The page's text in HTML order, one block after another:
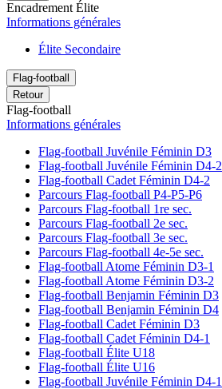
Encadrement Élite
Informations générales
Élite Secondaire
Flag-football
Retour
Flag-football
Informations générales
Flag-football Juvénile Féminin D3
Flag-football Juvénile Féminin D4-2
Flag-football Cadet Féminin D4-2
Parcours Flag-football P4-P5-P6
Parcours Flag-football 1re sec.
Parcours Flag-football 2e sec.
Parcours Flag-football 3e sec.
Parcours Flag-football 4e-5e sec.
Flag-football Atome Féminin D3-1
Flag-football Atome Féminin D3-2
Flag-football Benjamin Féminin D3
Flag-football Benjamin Féminin D4
Flag-football Cadet Féminin D3
Flag-football Cadet Féminin D4-1
Flag-football Élite U18
Flag-football Élite U16
Flag-football Juvénile Féminin D4-1